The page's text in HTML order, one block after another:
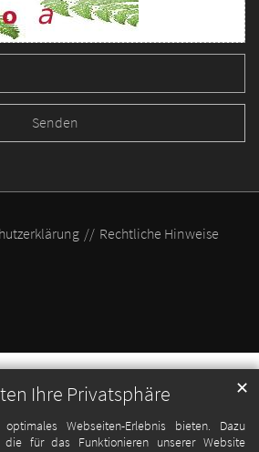
Ihre Privatsphäre
Webseiten-Erlebnis bieten. Dazu
für das Funktionieren unserer Website
✕
Rechtliche Hinweise